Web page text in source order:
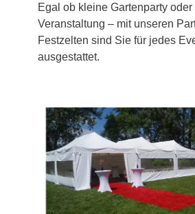
Egal ob kleine Gartenparty
Veranstaltung – mit unseren
Festzelten sind Sie für jedes
ausgestattet.